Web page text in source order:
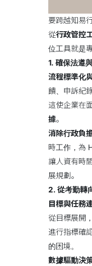
要跨越知易
從行政管控
位工具就是
1. 確保法遵
流程標準化
饋、申訴紀
這使企業在
據。
消除行政負
時工作，為
讓人資有時
展規劃。
2. 從考勤轉
目標與任務
從目標展開
進行指標確
的困境。
數據驅動決